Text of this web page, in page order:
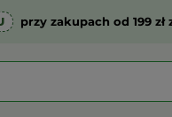
przy zakupach od 199 zł